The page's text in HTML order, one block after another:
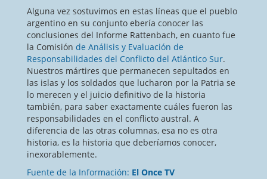
Alguna vez sostuvimos en estas líneas que el pueblo
argentino en su conjunto ebería conocer las
conclusiones del Informe Rattenbach, en cuanto fue
la Comisión de Análisis y Evaluación de
Responsabilidades del Conflicto del Atlántico Sur.
Nuestros mártires que permanecen sepultados en
las islas y los soldados que lucharon por la Patria se
lo merecen y el juicio definitivo de la historia
también, para saber exactamente cuáles fueron las
responsabilidades en el conflicto austral. A
diferencia de las otras columnas, esa no es otra
historia, es la historia que deberíamos conocer,
inexorablemente.
Fuente de la Información: El Once TV